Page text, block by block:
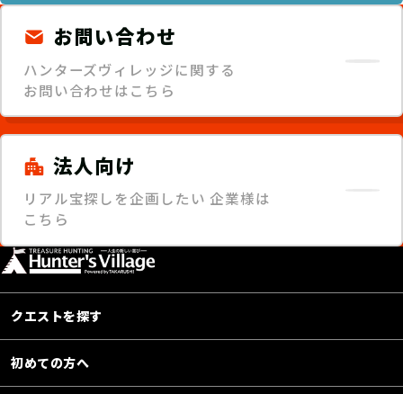
お問い合わせ
ハンターズヴィレッジに関する
お問い合わせはこちら
法人向け
リアル宝探しを企画したい 企業様は
こちら
クエストを探す
初めての方へ